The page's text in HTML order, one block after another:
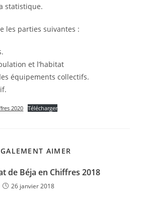
statistique.
les parties suivantes :
et l’habitat
équipements collectifs.
2020 Télécharger
AIMER
de Béja en Chiffres 2018
26 janvier 2018